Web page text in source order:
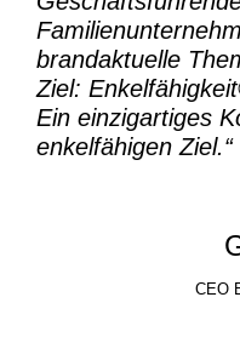
brandaktuelle
Ziel:
Ein einzigartiges
enkelfähigen Ziel.“
CEO